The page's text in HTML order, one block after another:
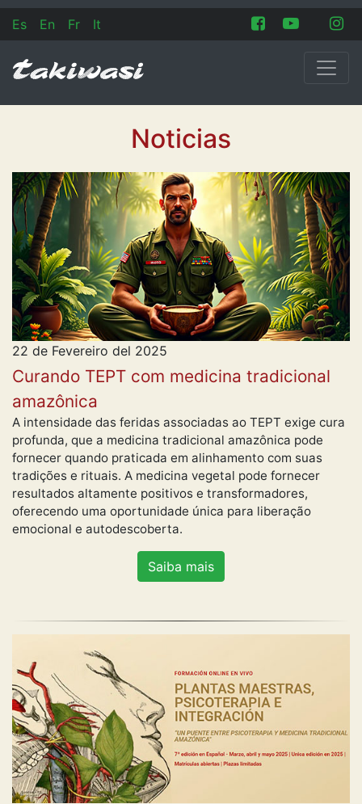
Es En Fr It
Noticias
22 de Fevereiro del 2025
Curando TEPT com medicina tradicional
amazônica
A intensidade das feridas associadas ao TEPT exige cura
profunda, que a medicina tradicional amazônica pode
fornecer quando praticada em alinhamento com suas
tradições e rituais. A medicina vegetal pode fornecer
resultados altamente positivos e transformadores,
oferecendo uma oportunidade única para liberação
emocional e autodescoberta.
Saiba mais